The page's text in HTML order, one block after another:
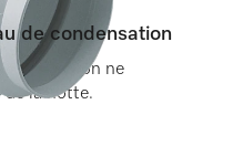
de condensation
ne
de la hotte.